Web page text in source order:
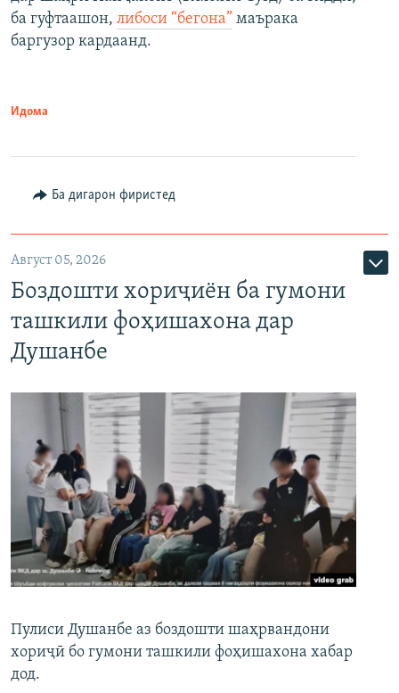
ба гуфтаашон, либоси “бегона” маърака
баргузор кардаанд.
Идома
Ба дигарон фиристед
Август 05, 2026
Боздошти хориҷиён ба гумони
ташкили фоҳишахона дар
Душанбе
Пулиси Душанбе аз боздошти шаҳрвандони
хориҷӣ бо гумони ташкили фоҳишахона хабар
дод.